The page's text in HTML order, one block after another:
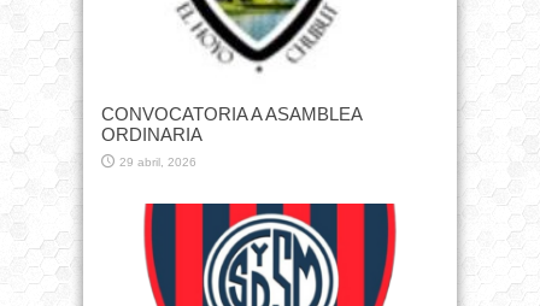
CONVOCATORIA A ASAMBLEA
ORDINARIA
29 abril, 2026